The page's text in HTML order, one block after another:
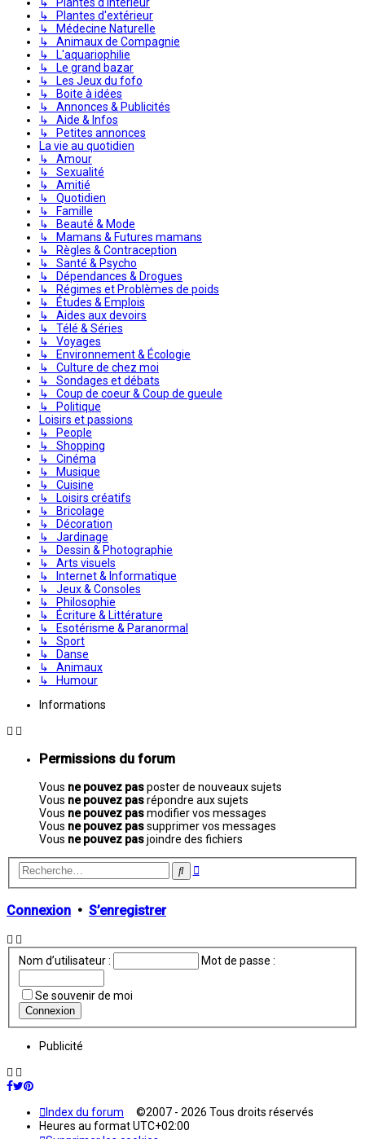
↳ Plantes d'extérieur
↳ Médecine Naturelle
↳ Animaux de Compagnie
↳ L'aquariophilie
↳ Le grand bazar
↳ Les Jeux du fofo
↳ Boite à idées
↳ Annonces & Publicités
↳ Aide & Infos
↳ Petites annonces
La vie au quotidien
↳ Amour
↳ Sexualité
↳ Amitié
↳ Quotidien
↳ Famille
↳ Beauté & Mode
↳ Mamans & Futures mamans
↳ Règles & Contraception
↳ Santé & Psycho
↳ Dépendances & Drogues
↳ Régimes et Problèmes de poids
↳ Études & Emplois
↳ Aides aux devoirs
↳ Télé & Séries
↳ Voyages
↳ Environnement & Écologie
↳ Culture de chez moi
↳ Sondages et débats
↳ Coup de coeur & Coup de gueule
↳ Politique
Loisirs et passions
↳ People
↳ Shopping
↳ Cinéma
↳ Musique
↳ Cuisine
↳ Loisirs créatifs
↳ Bricolage
↳ Décoration
↳ Jardinage
↳ Dessin & Photographie
↳ Arts visuels
↳ Internet & Informatique
↳ Jeux & Consoles
↳ Philosophie
↳ Écriture & Littérature
↳ Esotérisme & Paranormal
↳ Sport
↳ Danse
↳ Animaux
↳ Humour
Informations
Permissions du forum
Vous ne pouvez pasposter de nouveaux sujets
Vous ne pouvez pasrépondre aux sujets
Vous ne pouvez pasmodifier vos messages
Vous ne pouvez passupprimer vos messages
Vous ne pouvez pasjoindre des fichiers
Rechercher
Recherche
Connexion • S’enregistrer
Nom d’utilisateur : Mot de passe :
Se souvenir de moi
Publicité
Index du forum ©2007 - 2026 Tous droits réservés
Heures au formatUTC+02:00